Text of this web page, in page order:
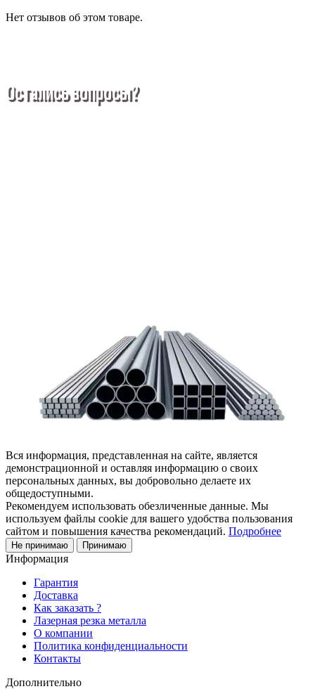
Нет отзывов об этом товаре.
Остались вопросы?
Вся информация, представленная на сайте, является
демонстрационной и оставляя информацию о своих
персональных данных, вы добровольно делаете их
общедоступными.
Рекомендуем использовать обезличенные данные. Мы
используем файлы cookie для вашего удобства пользования
сайтом и повышения качества рекомендаций. Подробнее
Не принимаю Принимаю
Информация
Гарантия
Доставка
Как заказать ?
Лазерная резка металла
О компании
Политика конфиденциальности
Контакты
Дополнительно